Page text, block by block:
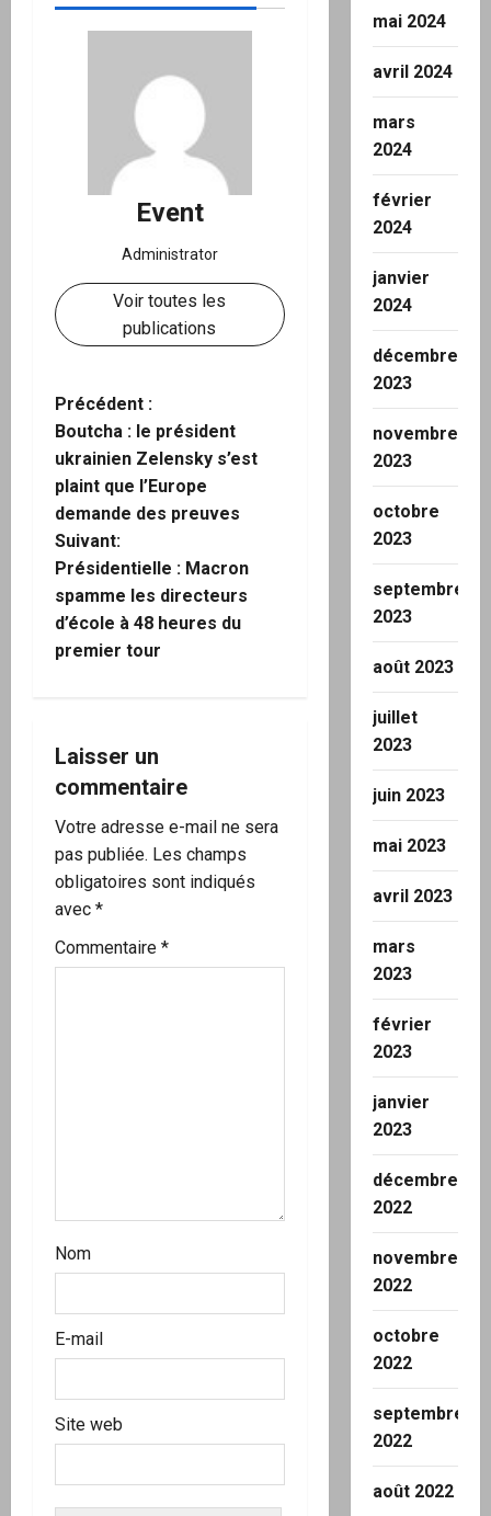
Event
Administrator
Voir toutes les
publications
N
a
v
i
g
a
o
n
d
’
a
e
Précédent :
Boutcha : le président
ukrainien Zelensky s’est
plaint que l’Europe
demande des preuves
Suivant:
Présidentielle : Macron
spamme les directeurs
d’école à 48 heures du
premier tour
Laisser un
commentaire
Votre adresse e-mail ne sera
pas publiée. Les champs
obligatoires sont indiqués
avec *
Commentaire *
Nom
E-mail
Site web
mai 2024
avril 2024
mars
2024
février
2024
janvier
2024
décembre
2023
novembre
2023
octobre
2023
septembre
2023
août 2023
juillet
2023
juin 2023
mai 2023
avril 2023
mars
2023
février
2023
janvier
2023
décembre
2022
novembre
2022
octobre
2022
septembre
2022
août 2022